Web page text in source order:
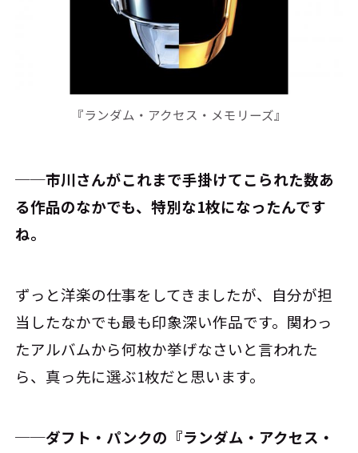
『ランダム・アクセス・メモリーズ』
──市川さんがこれまで手掛けてこられた数あ
る作品のなかでも、特別な1枚になったんです
ね。
ずっと洋楽の仕事をしてきましたが、自分が担
当したなかでも最も印象深い作品です。関わっ
たアルバムから何枚か挙げなさいと言われた
ら、真っ先に選ぶ1枚だと思います。
──ダフト・パンクの『ランダム・アクセス・